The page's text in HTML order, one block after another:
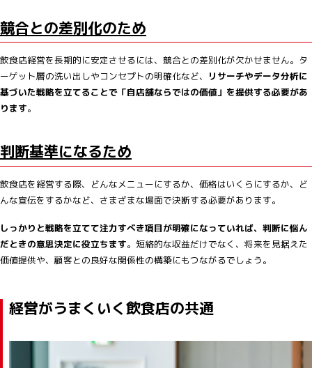
競合との差別化のため
飲食店経営を長期的に安定させるには、競合との差別化が欠かせません。タ
ーゲット層の洗い出しやコンセプトの明確化など、
リサーチやデータ分析に
基づいた戦略を立てることで「自店舗ならではの価値」を提供する必要があ
ります。
判断基準になるため
飲食店を経営する際、どんなメニューにするか、価格はいくらにするか、ど
んな宣伝をするかなど、さまざまな場面で決断する必要があります。
しっかりと戦略を立てて注力すべき項目が明確になっていれば、判断に悩ん
だときの意思決定に役立ちます。短絡的な収益だけでなく、将来を見据えた
価値提供や、顧客との良好な関係性の構築にもつながるでしょう。
経営がうまくいく飲食店の共通